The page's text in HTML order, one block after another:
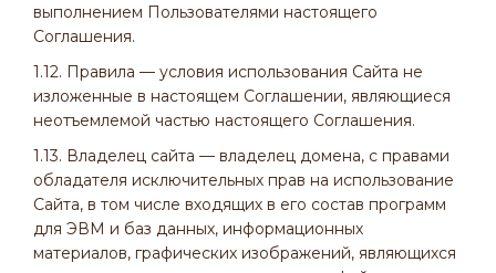
выполнением Пользователями настоящего
Соглашения.
1.12. Правила — условия использования Сайта не
изложенные в настоящем Соглашении, являющиеся
неотъемлемой частью настоящего Соглашения.
1.13. Владелец сайта — владелец домена, с правами
обладателя исключительных прав на использование
Сайта, в том числе входящих в его состав программ
для ЭВМ и баз данных, информационных
материалов, графических изображений, являющихся